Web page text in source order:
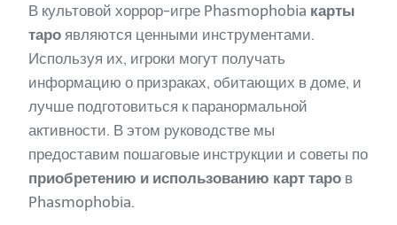
В культовой хоррор-игре Phasmophobia карты
таро являются ценными инструментами.
Используя их, игроки могут получать
информацию о призраках, обитающих в доме, и
лучше подготовиться к паранормальной
активности. В этом руководстве мы
предоставим пошаговые инструкции и советы по
приобретению и использованию карт таро в
Phasmophobia.